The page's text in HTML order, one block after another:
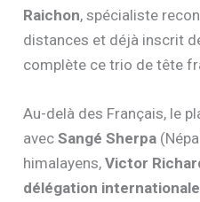
Raichon, spécialiste
distances et déjà inscrit
complète ce trio de tête
Au-delà des Français, le
avecSangé Sherpa
himalayens,Victor
délégation